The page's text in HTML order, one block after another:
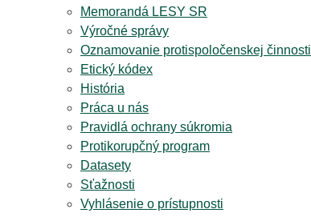
Memorandá LESY SR
Výročné správy
Oznamovanie protispoločenskej činnosti
Etický kódex
História
Práca u nás
Pravidlá ochrany súkromia
Protikorupčný program
Datasety
Sťažnosti
Vyhlásenie o prístupnosti